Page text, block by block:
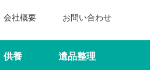
会社概要 お問い合わせ
供養 遺品整理